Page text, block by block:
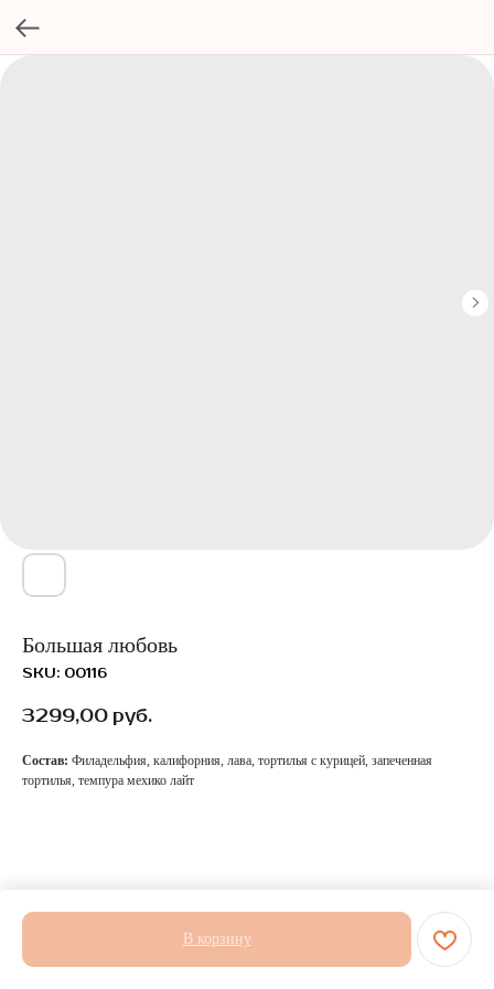
Большая любовь
SKU: 00116
3299,00 руб.
В корзину
Состав: Филадельфия, калифорния, лава, тортилья с курицей, запеченная
тортилья, темпура мехико лайт